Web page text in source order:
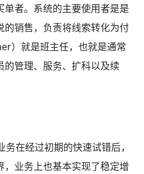
者。系统的主要使用者是是
销售，负责将线索转化为付
）就是班主任，也就是通常
管理、服务、扩科以及续
在经过初期的快速试错后，
业务上也基本实现了稳定增